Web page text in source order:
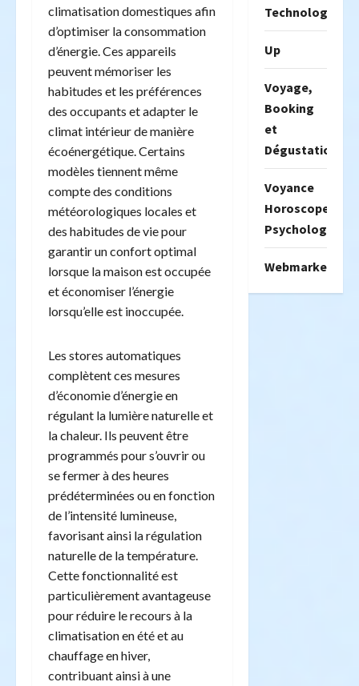
climatisation domestiques afin
d’optimiser la consommation
d’énergie. Ces appareils
peuvent mémoriser les
habitudes et les préférences
des occupants et adapter le
climat intérieur de manière
écoénergétique. Certains
modèles tiennent même
compte des conditions
météorologiques locales et
des habitudes de vie pour
garantir un confort optimal
lorsque la maison est occupée
et économiser l’énergie
lorsqu’elle est inoccupée.
Les stores automatiques
complètent ces mesures
d’économie d’énergie en
régulant la lumière naturelle et
la chaleur. Ils peuvent être
programmés pour s’ouvrir ou
se fermer à des heures
prédéterminées ou en fonction
de l’intensité lumineuse,
favorisant ainsi la régulation
naturelle de la température.
Cette fonctionnalité est
particulièrement avantageuse
pour réduire le recours à la
climatisation en été et au
chauffage en hiver,
contribuant ainsi à une
Technologie
Up
Voyage,
Booking
et
Dégustation
Voyance
Horoscope
Psychologie
Webmarketing